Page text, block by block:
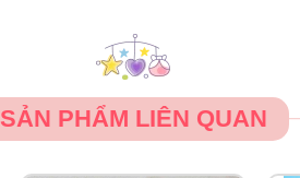
SẢN PHẨM LIÊN QUAN